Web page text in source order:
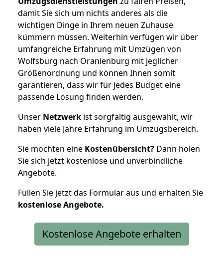
damit Sie sich um nichts anderes als die
wichtigen Dinge in Ihrem neuen Zuhause
kümmern müssen. Weiterhin verfügen wir über
umfangreiche Erfahrung mit Umzügen von
Wolfsburg nach Oranienburg mit jeglicher
Größenordnung und können Ihnen somit
garantieren, dass wir für jedes Budget eine
passende Lösung finden werden.
Unser Netzwerk ist sorgfältig ausgewählt, wir
haben viele Jahre Erfahrung im Umzugsbereich.
Sie möchten eine Kostenübersicht? Dann holen
Sie sich jetzt kostenlose und unverbindliche
Angebote.
Füllen Sie jetzt das Formular aus und erhalten Sie
kostenloseAngebote.
Kostenlose Angebote erhalten